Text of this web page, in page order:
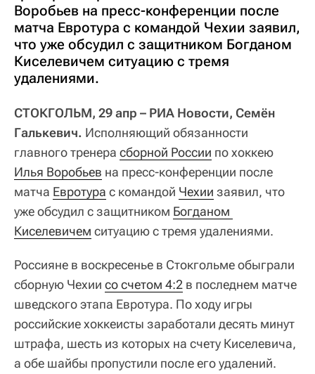
Воробьев на пресс-конференции после
матча Евротура с командой Чехии заявил,
что уже обсудил с защитником Богданом
Киселевичем ситуацию с тремя
удалениями.
СТОКГОЛЬМ, 29 апр – РИА Новости, Семён
Галькевич. Исполняющий обязанности
главного тренера сборной России по хоккею
Илья Воробьев на пресс-конференции после
матча Евротура с командой Чехии заявил, что
уже обсудил с защитником Богданом
Киселевичем ситуацию с тремя удалениями.
Россияне в воскресенье в Стокгольме обыграли
сборную Чехии со счетом 4:2 в последнем матче
шведского этапа Евротура. По ходу игры
российские хоккеисты заработали десять минут
штрафа, шесть из которых на счету Киселевича,
а обе шайбы пропустили после его удалений.